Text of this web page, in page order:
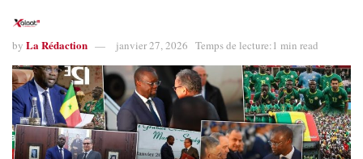
by La Rédaction janvier 27, 2026 Temps de lecture:1 min read